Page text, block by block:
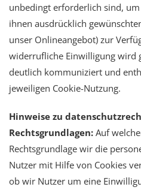
unbedingt erforderlich sind,
ihnen ausdrücklich
unser Onlineangebot) zur
widerrufliche Einwilligung wird
deutlich kommuniziert und
jeweiligen Cookie-Nutzung.
Hinweise zu
Rechtsgrundlagen: Auf
Rechtsgrundlage wir die
Nutzer mit Hilfe von Cookies
ob wir Nutzer um eine